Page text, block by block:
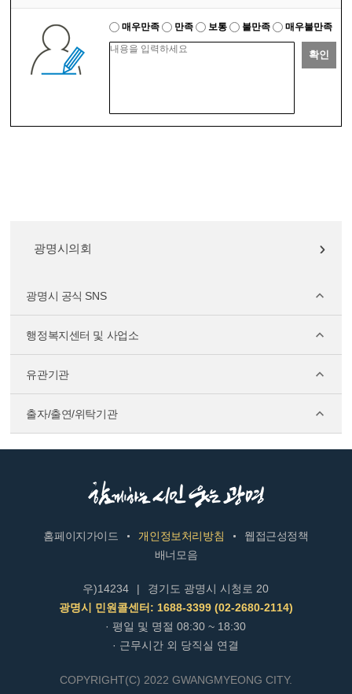
매우만족 만족 보통 불만족 매우불만족
확인
광명시의회
광명시 공식 SNS
행정복지센터 및 사업소
유관기관
출자/출연/위탁기관
홈페이지가이드 개인정보처리방침
웹접근성정책
배너모음
우)14234 |
경기도 광명시 시청로 20
광명시 민원콜센터: 1688-3399 (02-2680-2114)
· 평일 및 명절 08:30 ~ 18:30
· 근무시간 외 당직실 연결
COPYRIGHT(C) 2022 GWANGMYEONG CITY.